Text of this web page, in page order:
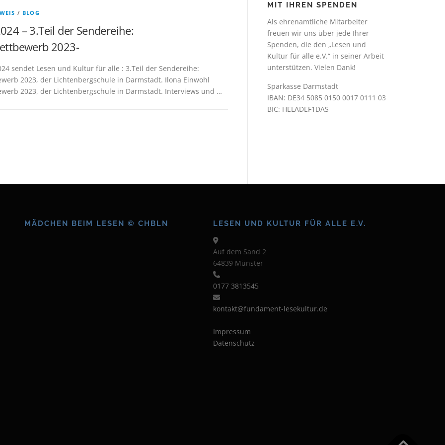
/ BLOG
– 3.Teil der Sendereihe:
2023-
sendet Lesen und Kultur für alle : 3.Teil der Sendereihe:
2023, der Lichtenbergschule in Darmstadt. Ilona Einwohl
2023, der Lichtenbergschule in Darmstadt. Interviews und …
MIT IHREN SPENDEN
Als ehrenamtliche Mitarbeiter
freuen wir uns über jede Ihrer
Spenden, die den „Lesen und
Kultur für alle e.V.“ in seiner Arbeit
unterstützen. Vielen Dank!
Sparkasse Darmstadt
IBAN: DE34 5085 0150 0017 0111 03
BIC: HELADEF1DAS
MÄDCHEN BEIM LESEN © CHBLN LESEN UND KULTUR FÜR ALLE E.V.
Auf dem Sand 2
64839 Münster
0177 3813545
kontakt@fundament-lesekultur.de
Impressum
Datenschutz